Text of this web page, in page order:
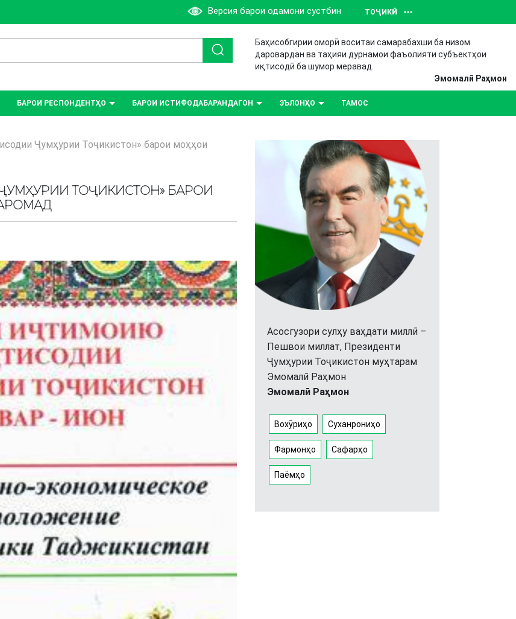
Версия барои одамони сустбин ТОҶИКӢ
Баҳисобгирии оморӣ воситаи самарабахши ба низом
даровардан ва таҳияи дурнамои фаъолияти субъектҳои
иқтисодӣ ба шумор меравад.
Эмомалӣ Раҳмон
БАРОИ РЕСПОНДЕНТҲО БАРОИ ИСТИФОДАБАРАНДАГОН ЭЪЛОНҲО ТАМОС
Ҷумҳурии Тоҷикистон» барои моҳҳои
ТОҶИКИСТОН» БАРОИ
Асосгузори сулҳу ваҳдати миллӣ –
Пешвои миллат, Президенти
Ҷумҳурии Тоҷикистон муҳтарам
Эмомалӣ Раҳмон
Эмомалӣ Раҳмон
Вохӯриҳо Суханрониҳо
Фармонҳо Сафарҳо
Паёмҳо